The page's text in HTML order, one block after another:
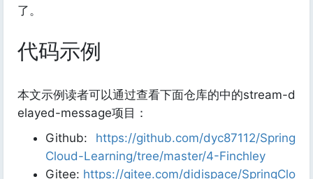
了。
代码示例
本文示例读者可以通过查看下面仓库的中的stream-d
elayed-message项目：
Github: https://github.com/dyc87112/Spring
Cloud-Learning/tree/master/4-Finchley
Gitee: https://gitee.com/didispace/SpringClo